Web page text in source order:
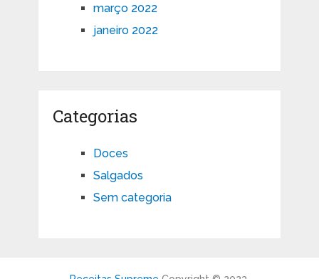
março 2022
janeiro 2022
Categorias
Doces
Salgados
Sem categoria